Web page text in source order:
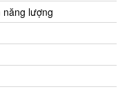
năng lượng